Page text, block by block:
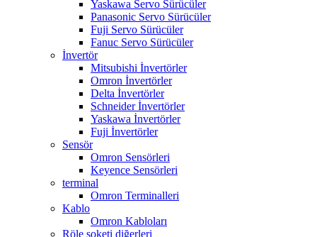
Yaskawa Servo Sürücüler
Panasonic Servo Sürücüler
Fuji Servo Sürücüler
Fanuc Servo Sürücüler
İnvertör
Mitsubishi İnvertörler
Omron İnvertörler
Delta İnvertörler
Schneider İnvertörler
Yaskawa İnvertörler
Fuji İnvertörler
Sensör
Omron Sensörleri
Keyence Sensörleri
terminal
Omron Terminalleri
Kablo
Omron Kabloları
Röle soketi diğerleri